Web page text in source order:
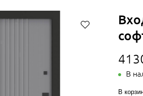
В
В